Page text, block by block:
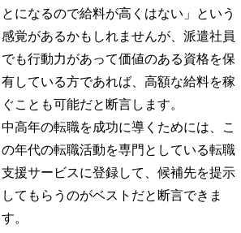
とになるので給料が高くはない」という
感覚があるかもしれませんが、派遣社員
でも行動力があって価値のある資格を保
有している方であれば、高額な給料を稼
ぐことも可能だと断言します。
中高年の転職を成功に導くためには、こ
の年代の転職活動を専門としている転職
支援サービスに登録して、候補先を提示
してもらうのがベストだと断言できま
す。